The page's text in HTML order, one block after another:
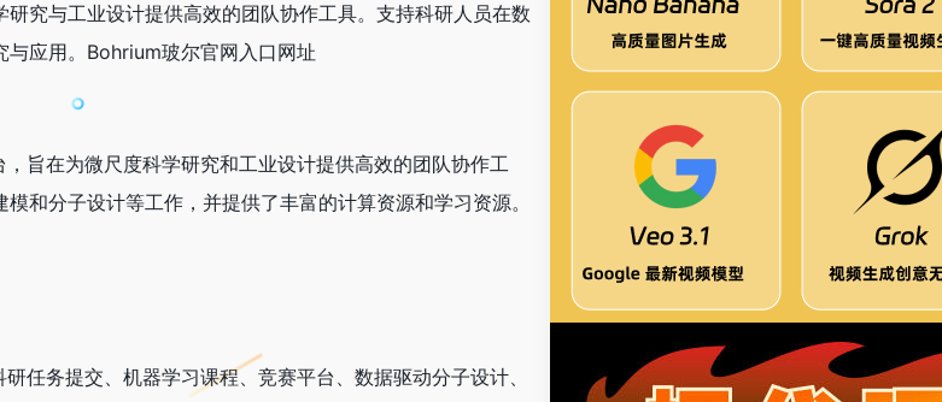
究与工业设计提供高效的团队协作工具。支持科研人员在数
应用。Bohrium玻尔官网入口网址
旨在为微尺度科学研究和工业设计提供高效的团队协作工
和分子设计等工作，并提供了丰富的计算资源和学习资源。
任务提交、机器学习课程、竞赛平台、数据驱动分子设计、